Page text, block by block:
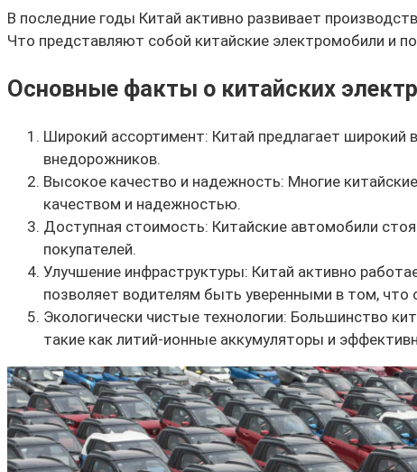
В последние годы Китай активно развивает
Что представляют собой китайские электромобили и
Основные факты о китайских
Широкий ассортимент: Китай предлагает широкий
внедорожников.
Высокое качество и надежность: Многие
качеством и надежностью.
Доступная стоимость: Китайские автомобили
покупателей.
Улучшение инфраструктуры: Китай активно
позволяет водителям быть уверенными в том,
Экологически чистые технологии: Большинство
такие как литий-ионные аккумуляторы и